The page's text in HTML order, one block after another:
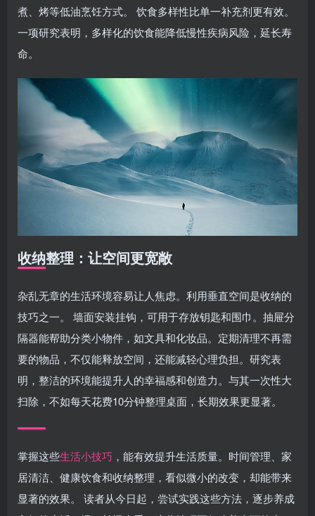
煮、烤等低油烹饪方式。 饮食多样性比单一补充剂更有效。
一项研究表明，多样化的饮食能降低慢性疾病风险，延长寿
命。
收纳整理：让空间更宽敞
杂乱无章的生活环境容易让人焦虑。利用垂直空间是收纳的
技巧之一。 墙面安装挂钩，可用于存放钥匙和围巾。抽屉分
隔器能帮助分类小物件，如文具和化妆品。定期清理不再需
要的物品，不仅能释放空间，还能减轻心理负担。研究表
明，整洁的环境能提升人的幸福感和创造力。与其一次性大
扫除，不如每天花费10分钟整理桌面，长期效果更显著。
掌握这些生活小技巧 ，能有效提升生活质量。时间管理、家
居清洁、健康饮食和收纳整理，看似微小的改变，却能带来
显著的效果。 读者从今日起，尝试实践这些方法，逐步养成